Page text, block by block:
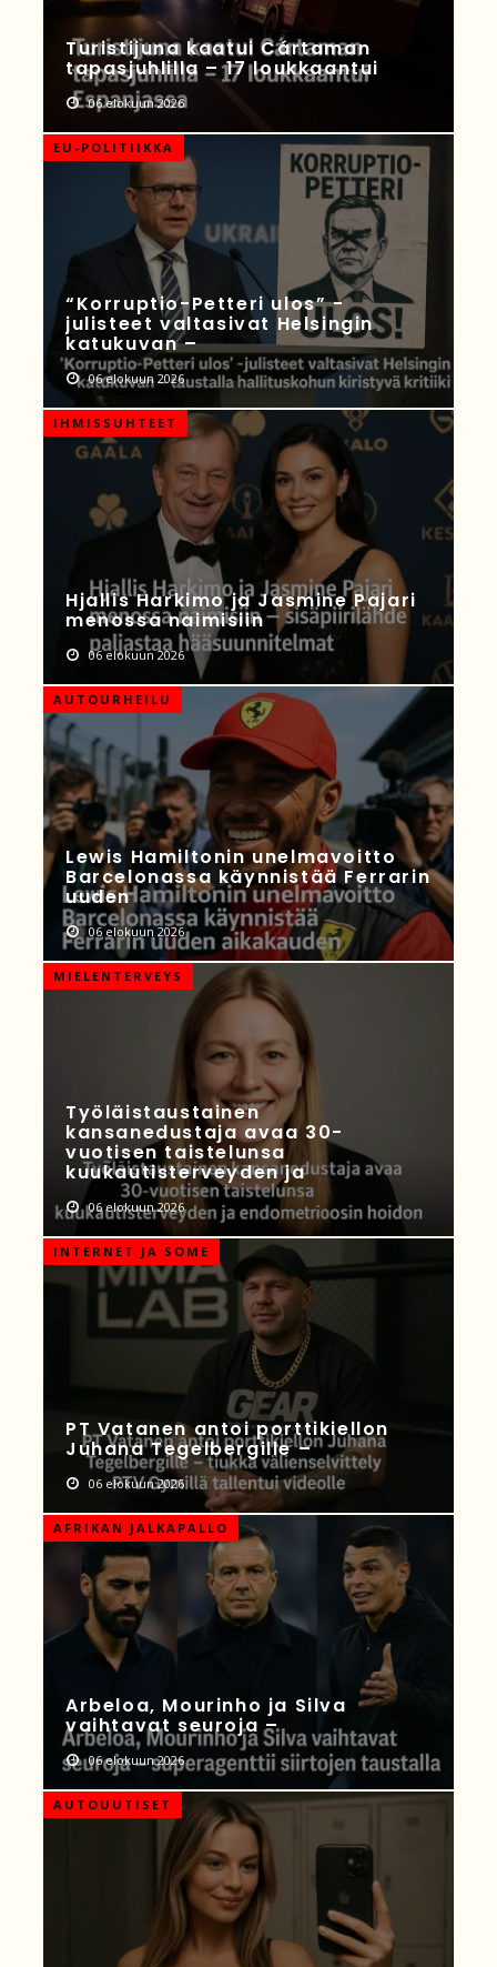
Turistijuna kaatui Cártaman
tapasjuhlilla – 17 loukkaantui
06 elokuun 2026
EU-POLITIIKKA
“Korruptio-Petteri ulos” -
julisteet valtasivat Helsingin
katukuvan –
06 elokuun 2026
IHMISSUHTEET
Hjallis Harkimo ja Jasmine Pajari
menossa naimisiin
06 elokuun 2026
AUTOURHEILU
Lewis Hamiltonin unelmavoitto
Barcelonassa käynnistää Ferrarin
uuden
06 elokuun 2026
MIELENTERVEYS
Työläistaustainen
kansanedustaja avaa 30-
vuotisen taistelunsa
kuukautisterveyden ja
06 elokuun 2026
INTERNET JA SOME
PT Vatanen antoi porttikiellon
Juhana Tegelbergille –
06 elokuun 2026
AFRIKAN JALKAPALLO
Arbeloa, Mourinho ja Silva
vaihtavat seuroja –
06 elokuun 2026
AUTOUUTISET